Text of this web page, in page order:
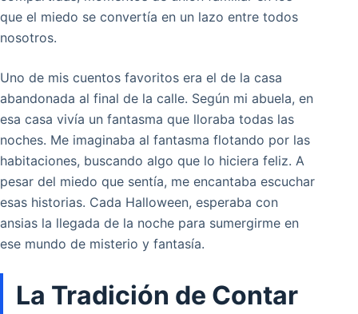
que el miedo se convertía en un lazo entre todos
nosotros.
Uno de mis cuentos favoritos era el de la casa
abandonada al final de la calle. Según mi abuela, en
esa casa vivía un fantasma que lloraba todas las
noches. Me imaginaba al fantasma flotando por las
habitaciones, buscando algo que lo hiciera feliz. A
pesar del miedo que sentía, me encantaba escuchar
esas historias. Cada Halloween, esperaba con
ansias la llegada de la noche para sumergirme en
ese mundo de misterio y fantasía.
La Tradición de Contar